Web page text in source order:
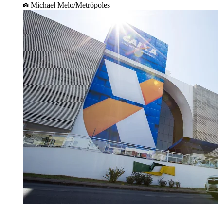
Michael Melo/Metrópoles